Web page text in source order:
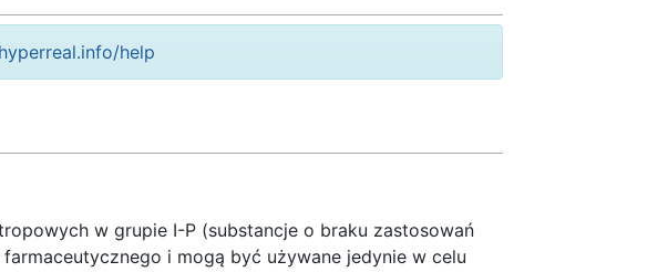
help
w grupie I-P (substancje o braku zastosowań
i mogą być używane jedynie w celu